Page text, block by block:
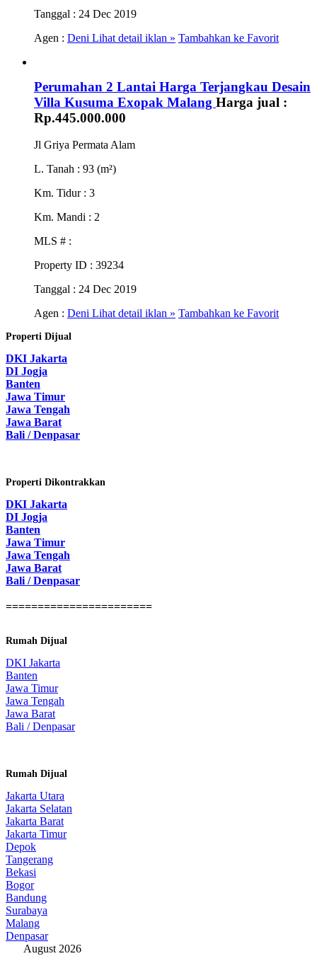
Tanggal : 24 Dec 2019
Agen : Deni Lihat detail iklan » Tambahkan ke Favorit
Perumahan 2 Lantai Harga Terjangkau Desain
Villa Kusuma Exopak Malang Harga jual :
Rp.445.000.000
Jl Griya Permata Alam
L. Tanah : 93 (m²)
Km. Tidur : 3
Km. Mandi : 2
MLS # :
Property ID : 39234
Tanggal : 24 Dec 2019
Agen : Deni Lihat detail iklan » Tambahkan ke Favorit
Properti Dijual
DKI Jakarta
DI Jogja
Banten
Jawa Timur
Jawa Tengah
Jawa Barat
Bali / Denpasar
Properti Dikontrakkan
DKI Jakarta
DI Jogja
Banten
Jawa Timur
Jawa Tengah
Jawa Barat
Bali / Denpasar
=======================
Rumah Dijual
DKI Jakarta
Banten
Jawa Timur
Jawa Tengah
Jawa Barat
Bali / Denpasar
Rumah Dijual
Jakarta Utara
Jakarta Selatan
Jakarta Barat
Jakarta Timur
Depok
Tangerang
Bekasi
Bogor
Bandung
Surabaya
Malang
Denpasar
August 2026